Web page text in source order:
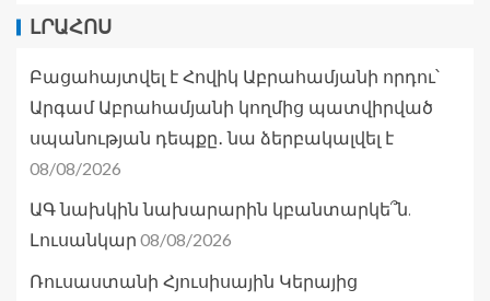
ԼՐԱՀՈՍ
Բացահայտվել է Հովիկ Աբրահամյանի որդու՝
Արգամ Աբրահամյանի կողմից պատվիրված
սպանության դեպքը․ նա ձերբակալվել է
08/08/2026
ԱԳ նախկին նախարարին կբանտարկե՞ն.
Լուսանկար 08/08/2026
Ռուսաստանի Հյուսիսային Կերայից